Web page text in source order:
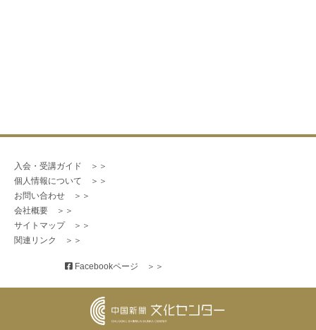
入会・受講ガイド　＞＞
個人情報について　＞＞
お問い合わせ　＞＞
会社概要　＞＞
サイトマップ　＞＞
関連リンク　＞＞
Facebookページ　＞＞